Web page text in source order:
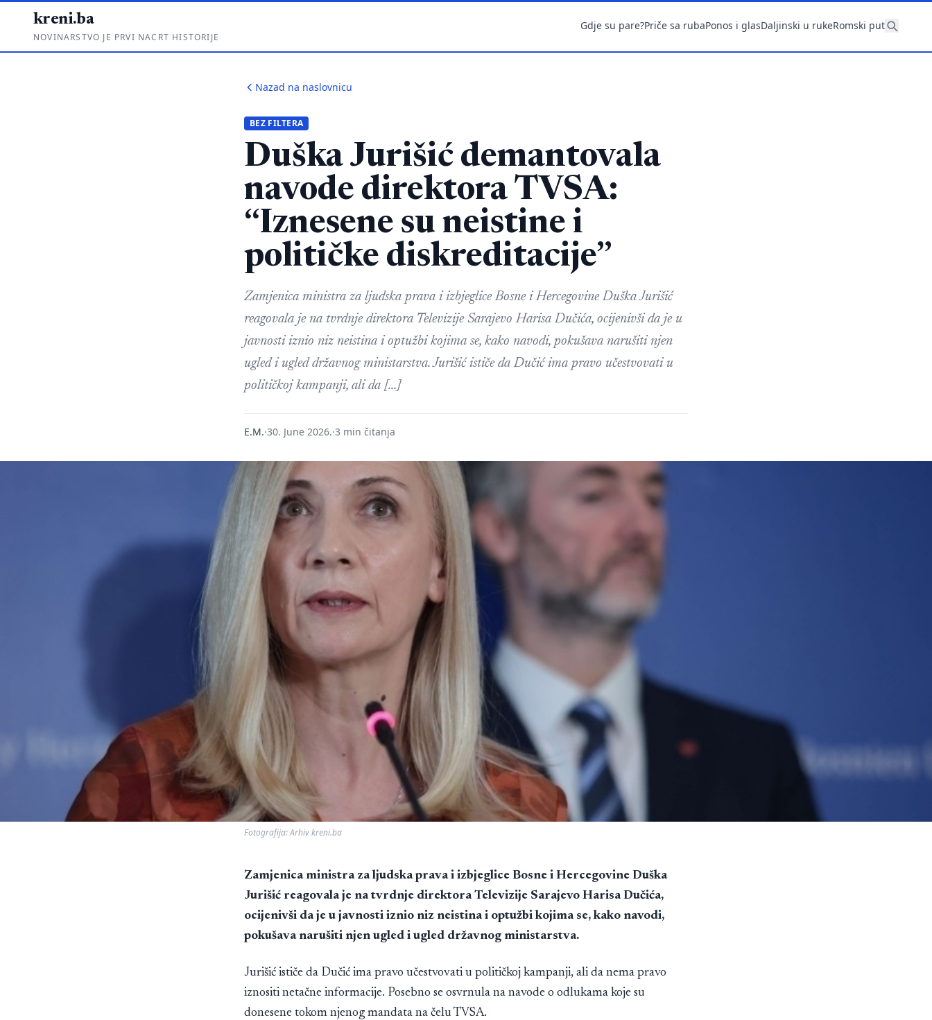
kreni.ba
NOVINARSTVO JE PRVI NACRT HISTORIJE
Gdje su pare?Priče sa rubaPonos i glasDaljinski u rukeRomski put
Nazad na naslovnicu
BEZ FILTERA
Duška Jurišić demantovala
navode direktora TVSA:
“Iznesene su neistine i
političke diskreditacije”
Zamjenica ministra za ljudska prava i izbjeglice Bosne i Hercegovine Duška Jurišić
reagovala je na tvrdnje direktora Televizije Sarajevo Harisa Dučića, ocijenivši da je u
javnosti iznio niz neistina i optužbi kojima se, kako navodi, pokušava narušiti njen
ugled i ugled državnog ministarstva. Jurišić ističe da Dučić ima pravo učestvovati u
političkoj kampanji, ali da […]
E.M.·30. June 2026.·3 min čitanja
Fotografija: Arhiv kreni.ba
Zamjenica ministra za ljudska prava i izbjeglice Bosne i Hercegovine Duška
Jurišić reagovala je na tvrdnje direktora Televizije Sarajevo Harisa Dučića,
ocijenivši da je u javnosti iznio niz neistina i optužbi kojima se, kako navodi,
pokušava narušiti njen ugled i ugled državnog ministarstva.
Jurišić ističe da Dučić ima pravo učestvovati u političkoj kampanji, ali da nema pravo
iznositi netačne informacije. Posebno se osvrnula na navode o odlukama koje su
donesene tokom njenog mandata na čelu TVSA.